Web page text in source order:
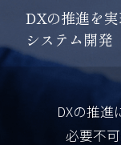
DXの推進を実
シス テ ム開発
DXの推
必要不